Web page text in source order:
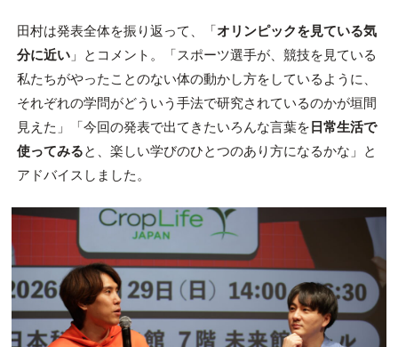
田村は発表全体を振り返って、「オリンピックを見ている気
分に近い」とコメント。「スポーツ選手が、競技を見ている
私たちがやったことのない体の動かし方をしているように、
それぞれの学問がどういう手法で研究されているのかが垣間
見えた」「今回の発表で出てきたいろんな言葉を 日常生活で
使ってみると、楽しい学びのひとつのあり方になるかな」と
アドバイスしました。